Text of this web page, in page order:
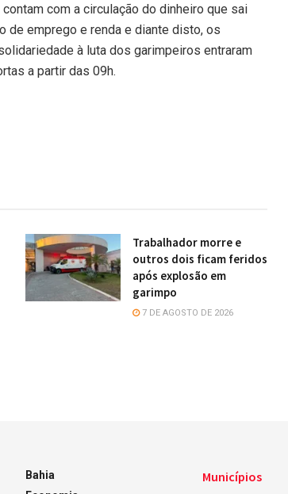
com a circulação do dinheiro que sai
de emprego e renda e diante disto, os
à luta dos garimpeiros entraram
a partir das 09h.
Trabalhador morre e
outros dois ficam feridos
após explosão em
garimpo
7 DE AGOSTO DE 2026
Bahia
Municípios